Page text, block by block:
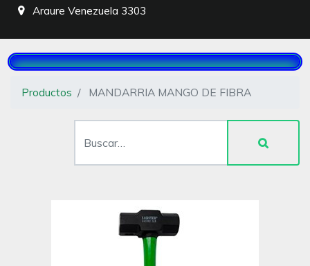
Araure Venezuela 3303
Productos MANDARRIA MANGO DE FIBRA